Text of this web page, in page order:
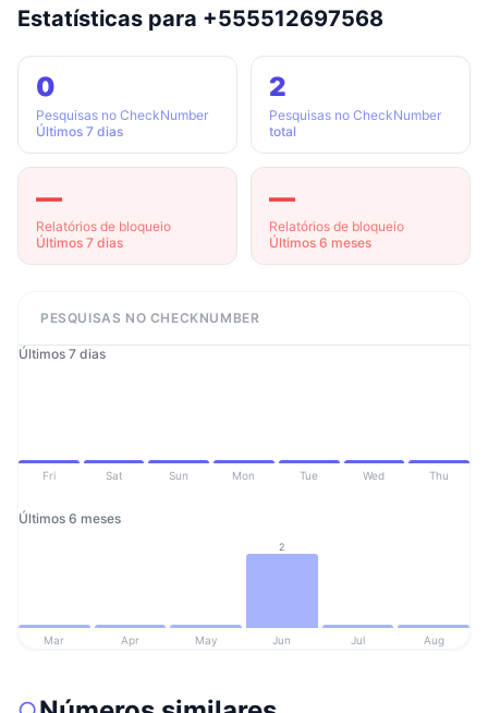
Estatísticas para +555512697568
0
Pesquisas no CheckNumber
Últimos 7 dias
2
Pesquisas no CheckNumber
total
—
Relatórios de bloqueio
Últimos 7 dias
—
Relatórios de bloqueio
Últimos 6 meses
PESQUISAS NO CHECKNUMBER
Últimos 7 dias
Fri Sat Sun Mon Tue Wed Thu
Últimos 6 meses
2
Mar Apr May Jun Jul Aug